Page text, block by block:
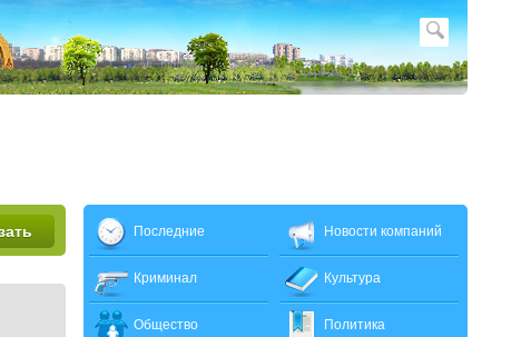
Последние
Криминал
Общество
Новости компаний
Культура
Политика